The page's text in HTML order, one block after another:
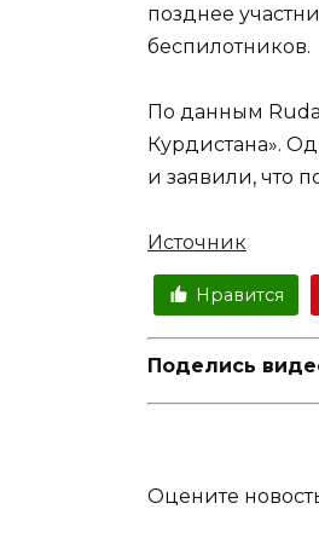
позднее
беспилотников.
По данным
Курдистана».
и заявили, что
Источник
Нравится
Поделись
Оцените